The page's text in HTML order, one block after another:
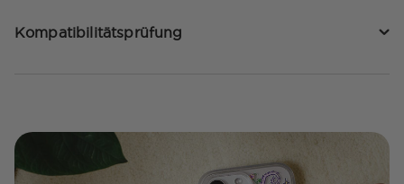
Kompatibilitätsprüfung